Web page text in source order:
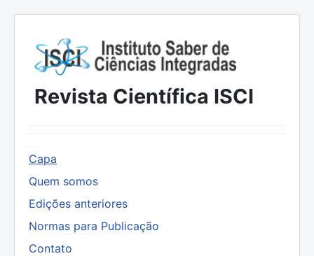
Revista Científica ISCI
Capa
Quem somos
Edições anteriores
Normas para Publicação
Contato